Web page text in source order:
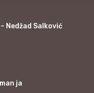
Nedžad Salković
ja